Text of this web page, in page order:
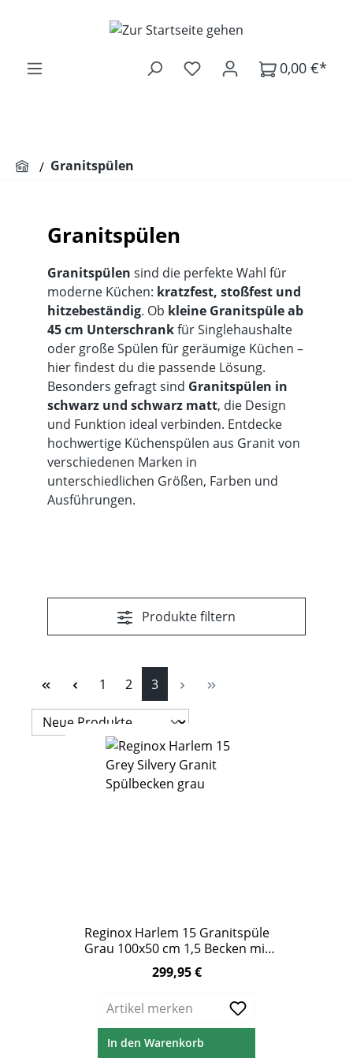
Zum Hauptinhalt springen
0,00 €*
Granitspülen
Granitspülen
Granitspülen sind die perfekte Wahl für
moderne Küchen: kratzfest, stoßfest und
hitzebeständig. Ob kleine Granitspüle ab
45 cm Unterschrankfür Singlehaushalte
oder große Spülen für geräumige Küchen –
hier findest du die passende Lösung.
Besonders gefragt sind Granitspülen in
schwarz und schwarz matt, die Design
und Funktion ideal verbinden. Entdecke
hochwertige Küchenspülen aus Granit von
verschiedenen Marken in
unterschiedlichen Größen, Farben und
Ausführungen.
Produkte filtern
Seite
1 Seite
2 Seite
3
Reginox Harlem 15 Granitspüle
Grau 100x50 cm 1,5 Becken mit
Abtropffläche
Regulärer Preis:
299,95 €
Artikel merken
In den Warenkorb